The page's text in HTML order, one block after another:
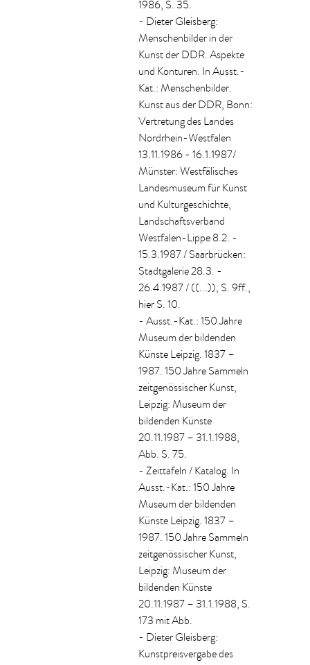
1986, S. 35.
- Dieter Gleisberg:
Menschenbilder in der
Kunst der DDR. Aspekte
und Konturen. In Ausst.-
Kat.: Menschenbilder.
Kunst aus der DDR, Bonn:
Vertretung des Landes
Nordrhein-Westfalen
13.11.1986 - 16.1.1987/
Münster: Westfälisches
Landesmuseum für Kunst
und Kulturgeschichte,
Landschaftsverband
Westfalen-Lippe 8.2. -
15.3.1987 / Saarbrücken:
Stadtgalerie 28.3. -
26.4.1987 / ((...)), S. 9ff.,
hier S. 10.
- Ausst.-Kat.: 150 Jahre
Museum der bildenden
Künste Leipzig. 1837 –
1987. 150 Jahre Sammeln
zeitgenössischer Kunst,
Leipzig: Museum der
bildenden Künste
20.11.1987 – 31.1.1988,
Abb. S. 75.
- Zeittafeln / Katalog. In
Ausst.-Kat.: 150 Jahre
Museum der bildenden
Künste Leipzig. 1837 –
1987. 150 Jahre Sammeln
zeitgenössischer Kunst,
Leipzig: Museum der
bildenden Künste
20.11.1987 – 31.1.1988, S.
173 mit Abb.
- Dieter Gleisberg:
Kunstpreisvergabe des